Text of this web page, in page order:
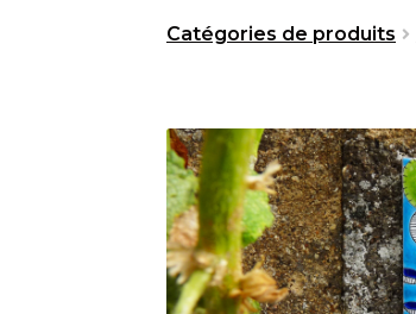
Catégories de produits